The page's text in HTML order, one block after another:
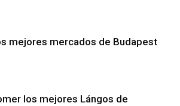
mejores mercados de Budapest
los mejores Lángos de